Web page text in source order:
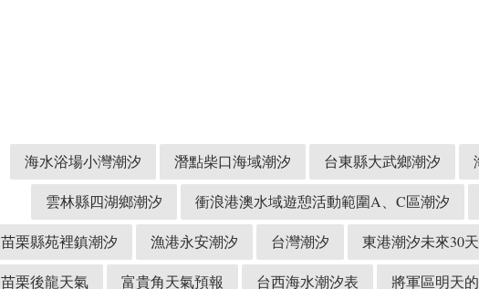
海水浴場小灣潮汐 潛點柴口海域潮汐 台東縣大武鄉潮汐
雲林縣四湖鄉潮汐 衝浪港澳水域遊憩活動範圍A、C區潮汐
苗栗縣苑裡鎮潮汐 漁港永安潮汐 台灣潮汐 東港潮汐未來30天
苗栗後龍天氣 富貴角天氣預報 台西海水潮汐表 將軍區明天